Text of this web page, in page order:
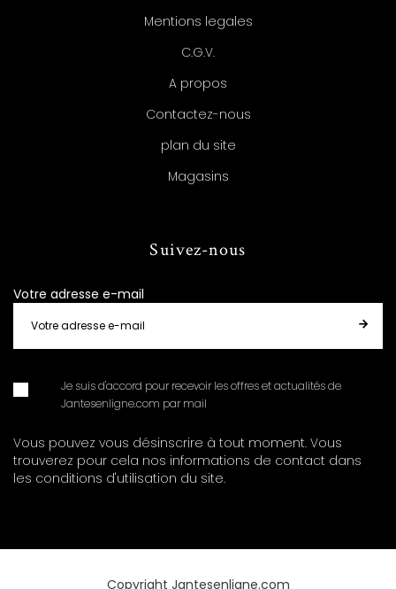
Mentions legales
C.G.V.
A propos
Contactez-nous
plan du site
Magasins
Suivez-nous
Votre adresse e-mail
Je suis d'accord pour recevoir les offres et actualités de
Jantesenligne.com par mail
Vous pouvez vous désinscrire à tout moment. Vous
trouverez pour cela nos informations de contact dans
les conditions d'utilisation du site.
Copyright Jantesenligne.com